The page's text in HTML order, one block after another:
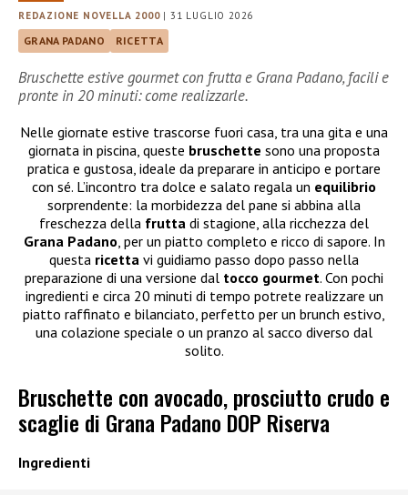
REDAZIONE NOVELLA 2000|31 LUGLIO 2026
GRANA PADANO RICETTA
Bruschette estive gourmet con frutta e Grana Padano, facili e
pronte in 20 minuti: come realizzarle.
Nelle giornate estive trascorse fuori casa, tra una gita e una
giornata in piscina, queste bruschette sono una proposta
pratica e gustosa, ideale da preparare in anticipo e portare
con sé. L’incontro tra dolce e salato regala un equilibrio
sorprendente: la morbidezza del pane si abbina alla
freschezza della frutta di stagione, alla ricchezza del
Grana Padano, per un piatto completo e ricco di sapore. In
questa ricetta vi guidiamo passo dopo passo nella
preparazione di una versione dal tocco gourmet. Con pochi
ingredienti e circa 20 minuti di tempo potrete realizzare un
piatto raffinato e bilanciato, perfetto per un brunch estivo,
una colazione speciale o un pranzo al sacco diverso dal
solito.
Bruschette con avocado, prosciutto crudo e
scaglie di Grana Padano DOP Riserva
Ingredienti